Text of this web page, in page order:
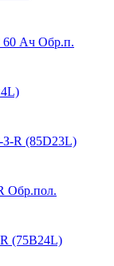
60 Ач Обр.п.
З-R (85D23L)
Обр.пол.
(75B24L)